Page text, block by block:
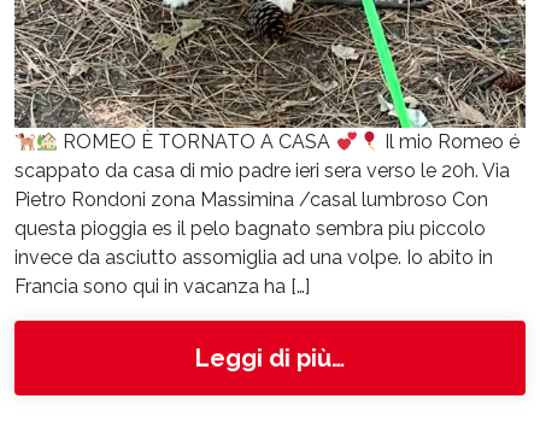
ROMEO È TORNATO A CASA
Il mio Romeo é
scappato da casa di mio padre ieri sera verso le 20h. Via
Pietro Rondoni zona Massimina /casal lumbroso Con
questa pioggia es il pelo bagnato sembra piu piccolo
invece da asciutto assomiglia ad una volpe. Io abito in
Francia sono qui in vacanza ha […]
Leggi di più…from Romeo